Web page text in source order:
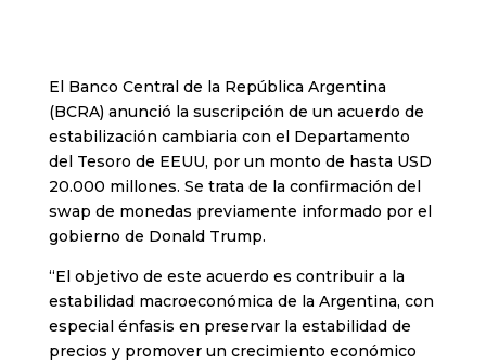
El Banco Central de la República Argentina
(BCRA) anunció la suscripción de un acuerdo de
estabilización cambiaria con el Departamento
del Tesoro de EEUU, por un monto de hasta USD
20.000 millones. Se trata de la confirmación del
swap de monedas previamente informado por el
gobierno de Donald Trump.
“El objetivo de este acuerdo es contribuir a la
estabilidad macroeconómica de la Argentina, con
especial énfasis en preservar la estabilidad de
precios y promover un crecimiento económico